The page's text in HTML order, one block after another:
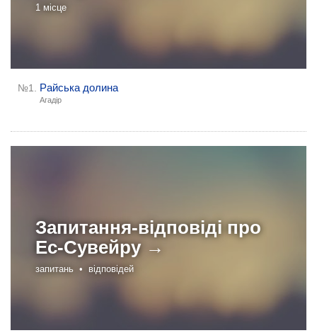
1 місце
№1. Райська долина
Агадір
Запитання-відповіді про
Ес-Сувейру →
запитань • відповідей